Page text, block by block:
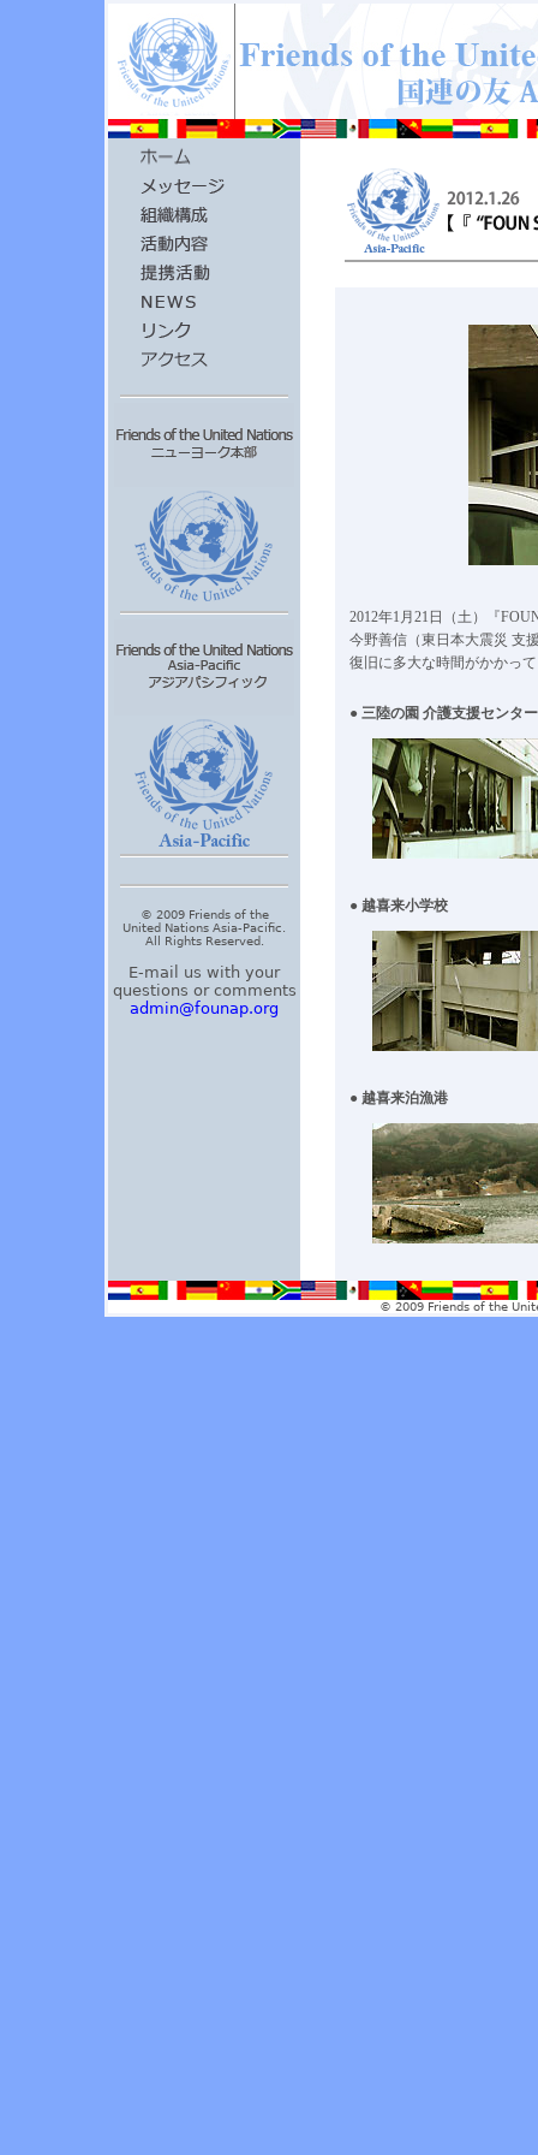
© 2009 Friends of the
United Nations Asia-Pacific.
All Rights Reserved.
E-mail us with your
questions or comments
admin@founap.org
2012年1月21日（土）『
今野善信（東日本大震災 支
復旧に多大な時間がかかっ
● 三陸の園 介護支援センター
● 越喜来小学校
● 越喜来泊漁港
© 2009 Friends of the